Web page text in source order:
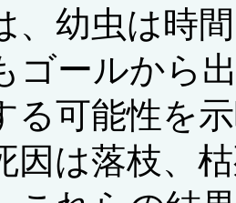
、幼虫は時
ゴールから
る可能性を
因は落枝、